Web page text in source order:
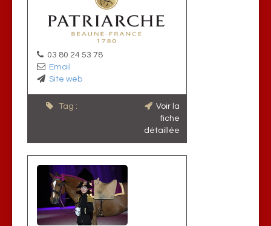
03 80 24 53 78
Email
Site web
Tag :
Voir la
fiche
détaillée